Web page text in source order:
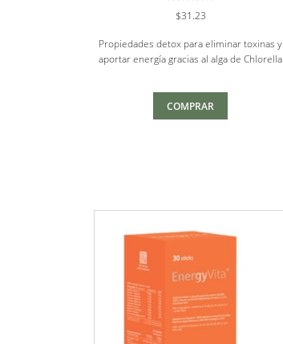
con
$31.23
Propiedades detox para eliminar toxinas y
aportar energía gracias al alga de Chlorella
COMPRAR